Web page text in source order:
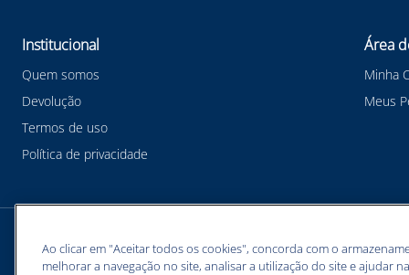
Institucional
Quem somos
Devolução
Termos de uso
Política de privacidade
Área
Minha
Meus
Meios de pagamentos
Ao clicar em "Aceitar todos os cookies", concorda com o
melhorar a navegação no site, analisar a utilização do site e ajudar